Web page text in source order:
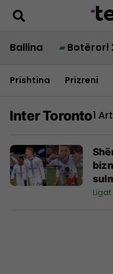
Ballina Botërori
Prishtina Prizreni
Inter Toronto1